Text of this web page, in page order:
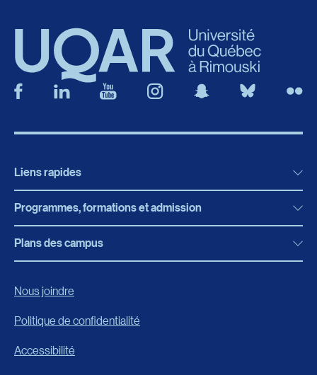
Liens rapides
Actualités
Bibliothèque
Boutique en ligne
Carrières
Événements
Programmes, formations et admission
Programmes, formations et admission
Plans des campus
Nous joindre
Politique de confidentialité
Accessibilité